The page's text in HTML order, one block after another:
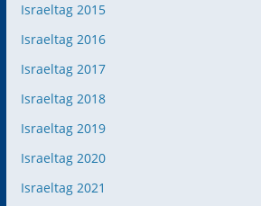
Israeltag 2015
Israeltag 2016
Israeltag 2017
Israeltag 2018
Israeltag 2019
Israeltag 2020
Israeltag 2021